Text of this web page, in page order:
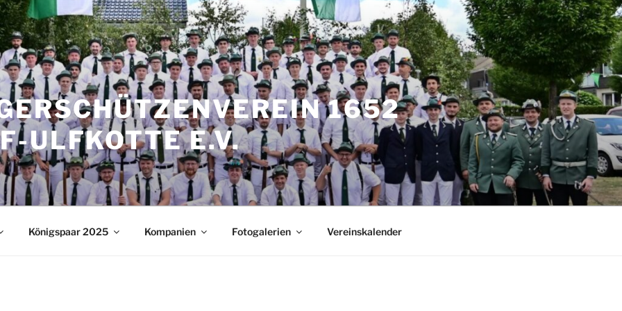
1652
ULFKOTTE E.V.
Königspaar 2025 Kompanien Fotogalerien Vereinskalender